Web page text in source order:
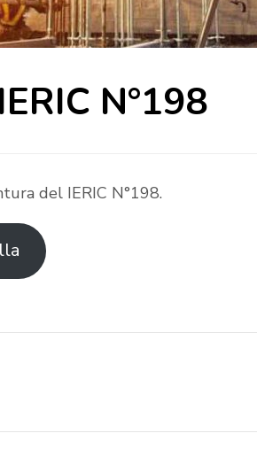
N°198
del IERIC N°198.